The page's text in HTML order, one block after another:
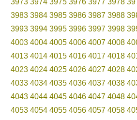
3973 3974 3975 3976 3977 3978
3983 3984 3985 3986 3987 3988
3993 3994 3995 3996 3997 3998
4003 4004 4005 4006 4007 4008
4013 4014 4015 4016 4017 4018
4023 4024 4025 4026 4027 4028
4033 4034 4035 4036 4037 4038
4043 4044 4045 4046 4047 4048
4053 4054 4055 4056 4057 4058